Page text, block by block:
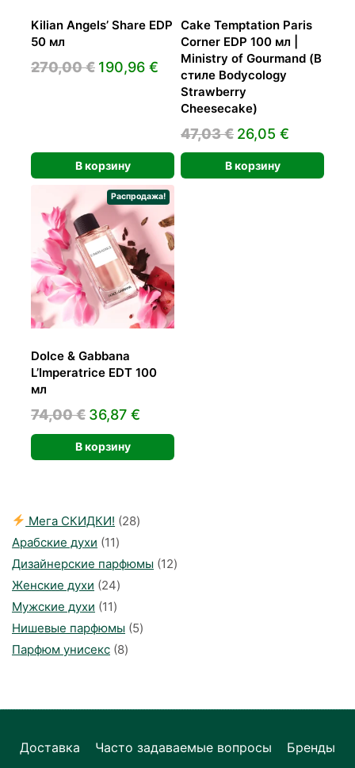
Kilian Angels’ Share EDP
50 мл
270,00€ Первоначальная
составляла
190,96 € Текущая
цена:
190,96 €.
В корзину
Cake Temptation Paris
Corner EDP 100 мл |
Ministry of Gourmand (В
стиле Bodycology
Strawberry
Cheesecake)
47,03€
цена
составляла
26,05 €
цена:
26,05 €.
В корзину
Распродажа!
Dolce & Gabbana
L’Imperatrice EDT 100
мл
74,00€ Первоначальная
цена
составляла
36,87 €
цена:
36,87 €.
В корзину
Мега СКИДКИ! 2828
Арабские духи 1111
товаров
Дизайнерские парфюмы 1212
Женские духи 2424
товара
Мужские духи 1111
товаров
Нишевые парфюмы 55
Парфюм унисекс 88
Доставка Часто задаваемые вопросы
Бренды